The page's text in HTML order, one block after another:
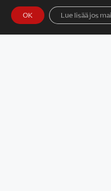
OK Lue lisää jos